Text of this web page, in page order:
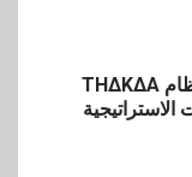
دياموند تعزز كفاءة الأداء المؤسسي بنظام THΔKΔA